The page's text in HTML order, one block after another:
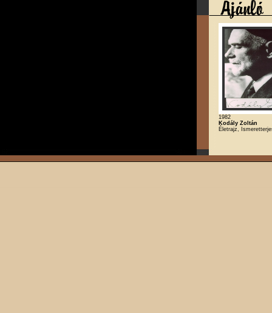
1982
Kodály Zoltán
Életrajz,